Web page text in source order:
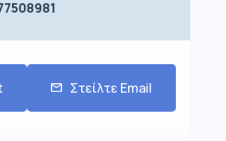
Στείλτε Email